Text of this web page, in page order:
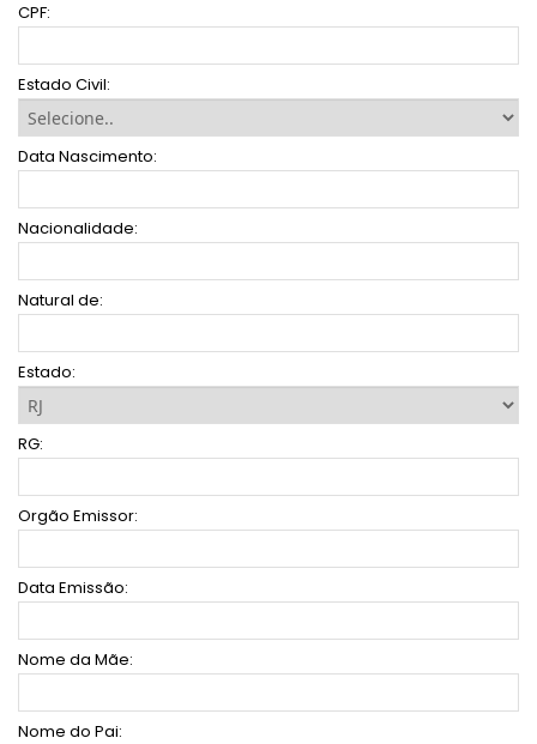
CPF:
Estado Civil:
Data Nascimento:
Nacionalidade:
Natural de:
Estado:
RG:
Orgão Emissor:
Data Emissão:
Nome da Mãe:
Nome do Pai: